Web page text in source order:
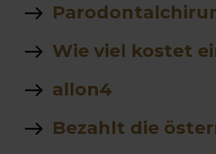
Wie viel kostet
allon4
Bezahlt die